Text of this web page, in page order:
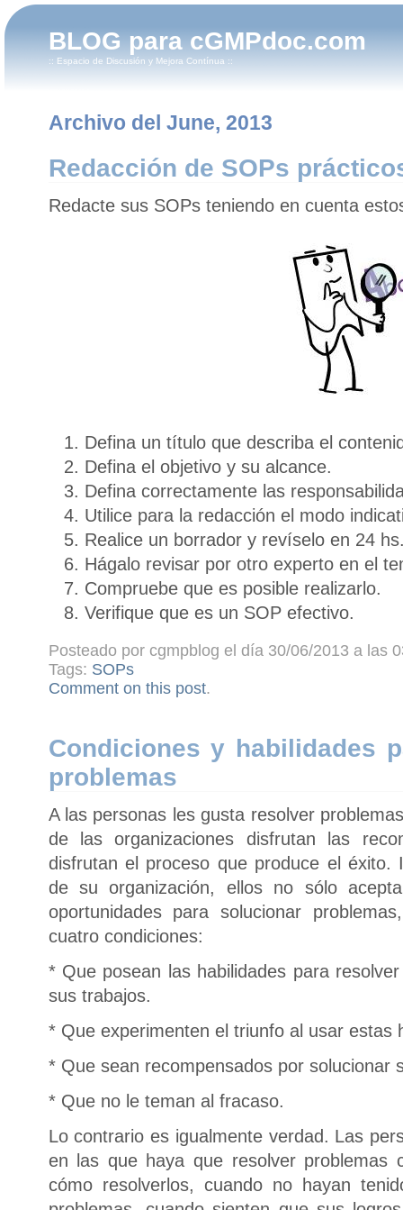
BLOG para cGMPdoc.com
:: Espacio de Discusión y Mejora Contínua ::
Archivo del June, 2013
Redacción de SOPs
Redacte sus SOPs teniendo en cuenta
Defina un título que describa el
Defina el objetivo y su alcance.
Defina correctamente las
Utilice para la redacción el modo
Realice un borrador y revíselo en 24
Hágalo revisar por otro experto en el
Compruebe que es posible realizarlo.
Verifique que es un SOP efectivo.
Posteado por cgmpblog el día 30/06/2013 a las
Tags: SOPs
Comment on this post.
Condiciones y habilidades
problemas
A las personas les gusta resolver
de las organizaciones disfrutan las
disfrutan el proceso que produce el éxito.
de su organización, ellos no sólo
oportunidades para solucionar
cuatro condiciones:
* Que posean las habilidades para
sus trabajos.
* Que experimenten el triunfo al usar estas
* Que sean recompensados por solucionar
* Que no le teman al fracaso.
Lo contrario es igualmente verdad. Las
en las que haya que resolver problemas
cómo resolverlos, cuando no hayan